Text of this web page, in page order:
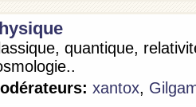
quantique,
xantox,